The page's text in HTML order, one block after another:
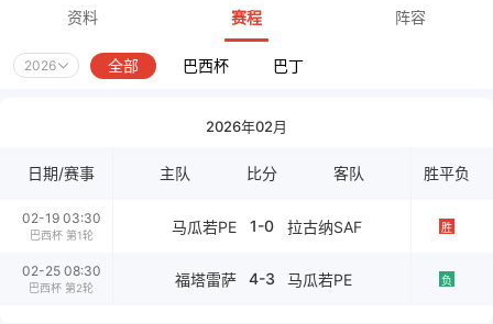
资料 赛程 阵容
2026 全部 巴西杯 巴丁
2026年02月
日期/赛事 主队 比分 客队 胜平负
02-19 03:30
巴西杯 第1轮 马瓜若PE 1-0 拉古纳SAF 胜
02-25 08:30
巴西杯 第2轮 福塔雷萨 4-3 马瓜若PE 负